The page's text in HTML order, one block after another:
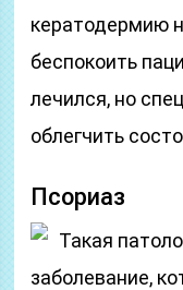
кератодермию
беспокоить
лечился, но
облегчить
Псориаз
Такая
заболевание,